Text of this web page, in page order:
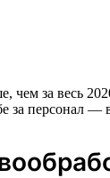
чем за весь
за персонал —